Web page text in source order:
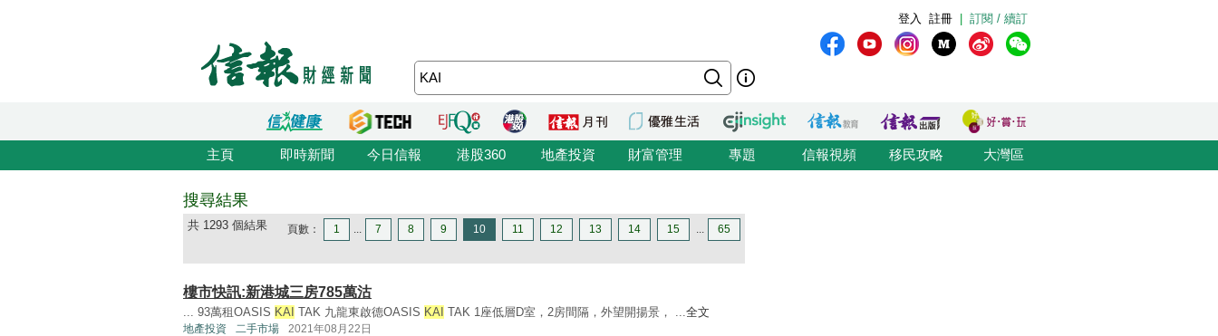
訂閱 / 續訂
註冊
登入
主頁 即時新聞 今日信報 港股360 地產投資 財富管理 專題 信報視頻 移民攻略 大灣區
搜尋結果
共 1293 個結果 頁數： 1 ... 7 8 9 10 11 12 13 14 15 ... 65
樓市快訊:新港城三房785萬沽
... 93萬租OASIS KAI TAK 九龍東啟德OASIS KAI TAK 1座低層D室，2房間隔，外望開揚景， ...全文
地產投資 二手市場 2021年08月22日